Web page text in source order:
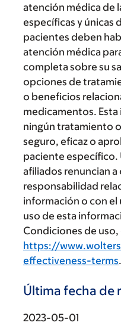
atención médica de
específicas y únicas
pacientes deben
atención médica
completa sobre su
opciones de
o beneficios
medicamentos.
ningún tratamiento
seguro, eficaz o
paciente específico.
afiliados renuncian
responsabilidad
información o con el
uso de esta
Condiciones de
https://
effectiveness-terms.
Última fecha de
2023-05-01